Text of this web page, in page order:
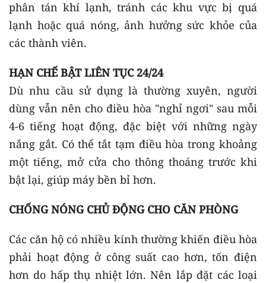
phân tán khí lạnh, tránh các khu vực bị quá
lạnh hoặc quá nóng, ảnh hưởng sức khỏe của
các thành viên.
HẠN CHẾ BẬT LIÊN TỤC 24/24
Dù nhu cầu sử dụng là thường xuyên, người
dùng vẫn nên cho điều hòa "nghỉ ngơi" sau mỗi
4-6 tiếng hoạt động, đặc biệt với những ngày
nắng gắt. Có thể tắt tạm điều hòa trong khoảng
một tiếng, mở cửa cho thông thoáng trước khi
bật lại, giúp máy bền bỉ hơn.
CHỐNG NÓNG CHỦ ĐỘNG CHO CĂN PHÒNG
Các căn hộ có nhiều kính thường khiến điều hòa
phải hoạt động ở công suất cao hơn, tốn điện
hơn do hấp thụ nhiệt lớn. Nên lắp đặt các loại